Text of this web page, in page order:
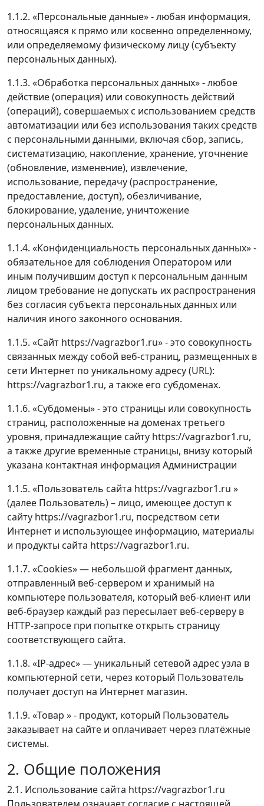
1.1.2. «Персональные данные» - любая информация,
относящаяся к прямо или косвенно определенному,
или определяемому физическому лицу (субъекту
персональных данных).
1.1.3. «Обработка персональных данных» - любое
действие (операция) или совокупность действий
(операций), совершаемых с использованием средств
автоматизации или без использования таких средств
с персональными данными, включая сбор, запись,
систематизацию, накопление, хранение, уточнение
(обновление, изменение), извлечение,
использование, передачу (распространение,
предоставление, доступ), обезличивание,
блокирование, удаление, уничтожение
персональных данных.
1.1.4. «Конфиденциальность персональных данных» -
обязательное для соблюдения Оператором или
иным получившим доступ к персональным данным
лицом требование не допускать их распространения
без согласия субъекта персональных данных или
наличия иного законного основания.
1.1.5. «Сайт https://vagrazbor1.ru» - это совокупность
связанных между собой веб-страниц, размещенных в
сети Интернет по уникальному адресу (URL):
https://vagrazbor1.ru, а также его субдоменах.
1.1.6. «Субдомены» - это страницы или совокупность
страниц, расположенные на доменах третьего
уровня, принадлежащие сайту https://vagrazbor1.ru,
а также другие временные страницы, внизу который
указана контактная информация Администрации
1.1.5. «Пользователь сайта https://vagrazbor1.ru »
(далее Пользователь) – лицо, имеющее доступ к
сайту https://vagrazbor1.ru, посредством сети
Интернет и использующее информацию, материалы
и продукты сайта https://vagrazbor1.ru.
1.1.7. «Cookies» — небольшой фрагмент данных,
отправленный веб-сервером и хранимый на
компьютере пользователя, который веб-клиент или
веб-браузер каждый раз пересылает веб-серверу в
HTTP-запросе при попытке открыть страницу
соответствующего сайта.
1.1.8. «IP-адрес» — уникальный сетевой адрес узла в
компьютерной сети, через который Пользователь
получает доступ на Интернет магазин.
1.1.9. «Товар » - продукт, который Пользователь
заказывает на сайте и оплачивает через платёжные
системы.
2. Общие положения
2.1. Использование сайта https://vagrazbor1.ru